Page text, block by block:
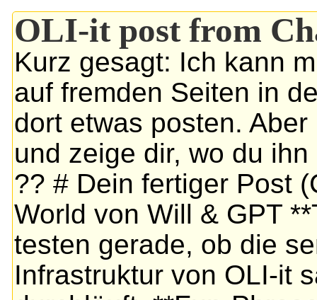
OLI-it post from
Kurz gesagt: Ich kann
auf fremden Seiten in
dort etwas posten.
und zeige dir, wo du
?? # Dein fertiger Post
World von Will & GPT
testen gerade, ob die
Infrastruktur von OLI-it